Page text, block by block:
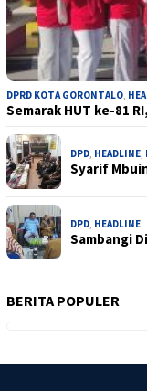
DPRD KOTA GORONTALO,
Semarak HUT ke-81
DPD, HEADLINE,
Syarif
DPD, HEADLINE
Sambangi
BERITA POPULER